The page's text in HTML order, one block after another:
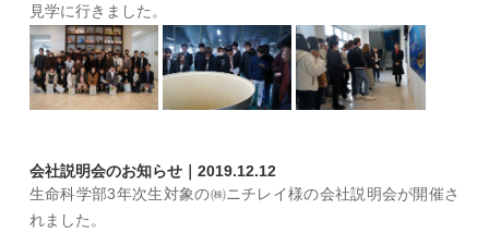
見学に行きました。
会社説明会のお知らせ｜2019.12.12
生命科学部3年次生対象の㈱ニチレイ様の会社説明会が開催さ
れました。